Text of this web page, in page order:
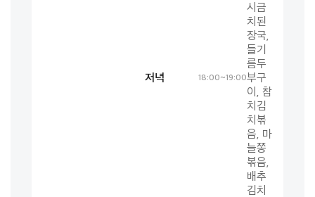
저녁 18:00~19:00
시금
치된
장국,
들기
름두
부구
이, 참
치김
치볶
음, 마
늘쫑
볶음,
배추
김치